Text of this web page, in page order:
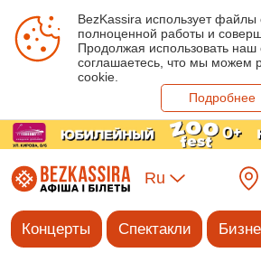
BezKassira использует файлы
полноценной работы и
Продолжая использовать наш
соглашаетесь, что мы можем
cookie.
Подробнее
Ru
Концерты Спектакли